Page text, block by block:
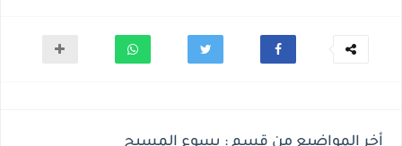
أخر المواضيع من قسم : يسوع المسيح